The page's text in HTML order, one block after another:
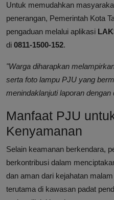
Untuk memudahkan
penerangan, Pemerintah Kota
pengaduan melalui aplikasi
di 0811-1500-152.
"Warga diharapkan
serta foto lampu PJU yang
menindaklanjuti laporan dengan
Manfaat PJU
Kenyamanan
Selain keamanan berkendara,
berkontribusi dalam
dan aman dari kejahatan
terutama di kawasan padat